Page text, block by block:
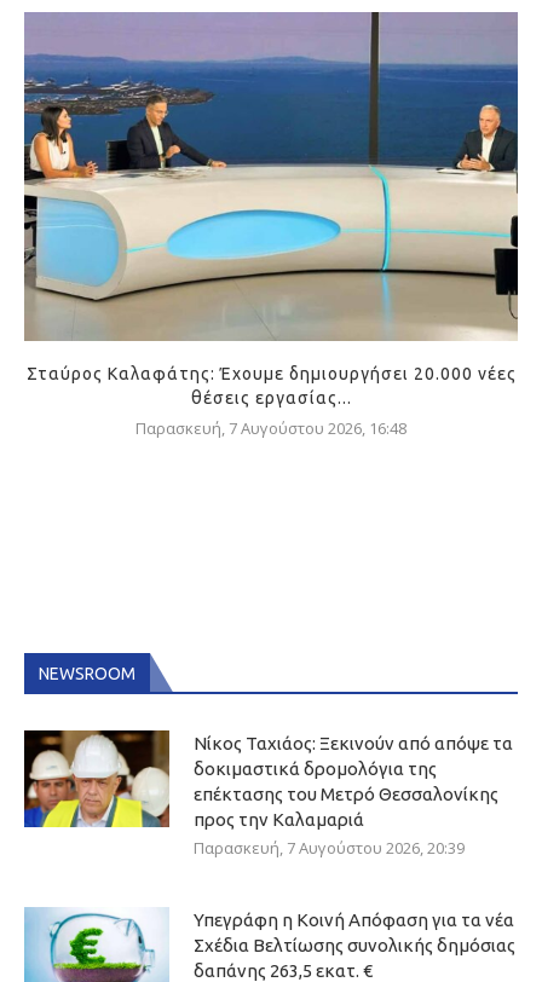
Σταύρος Καλαφάτης: Έχουμε δημιουργήσει 20.000 νέες
θέσεις εργασίας...
Παρασκευή, 7 Αυγούστου 2026, 16:48
NEWSROOM
Νίκος Ταχιάος: Ξεκινούν από απόψε τα
δοκιμαστικά δρομολόγια της
επέκτασης του Μετρό Θεσσαλονίκης
προς την Καλαμαριά
Παρασκευή, 7 Αυγούστου 2026, 20:39
Υπεγράφη η Κοινή Απόφαση για τα νέα
Σχέδια Βελτίωσης συνολικής δημόσιας
δαπάνης 263,5 εκατ. €